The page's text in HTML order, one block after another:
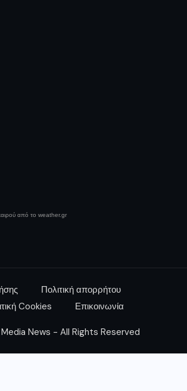
από το weather.gr
Πολιτική απορρήτου
Cookies
Επικοινωνία
News - All Rights Reserved